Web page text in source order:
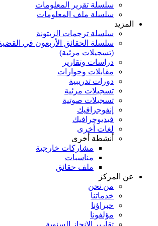
سلسلة تقرير المعلومات
سلسلة ملف المعلومات
المزيد
سلسلة ترجمات الزيتونة
سلسلة الحقائق الأربعون في
(تسجيلات مرئية)
دراسات وتقارير
مقابلات وحوارات
دورات تدريبية
تسجيلات مرئية
تسجيلات صوتية
إنفوجرافيك
فيديوجرافيك
لغات أخرى
أنشطة أخرى
مشاركات خارجية
مناسبات
ملف حقائق
عن المركز
من نحن
خدماتنا
خبراؤنا
مؤلفونا
تقارير الإنجاز السنوية